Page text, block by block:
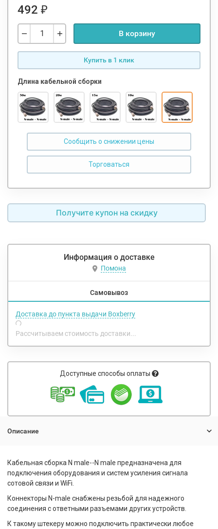
492 ₽
В корзину
Купить в 1 клик
Длина кабельной сборки
Сообщить о снижении цены
Получите купон на скидку
Информация о доставке
Помона
Самовывоз
Доставка до пункта выдачи Boxberry
Рассчитываем стоимость доставки...
Доступные способы оплаты
Описание
Кабельная сборка N male--N male предназначена для
подключения оборудования и систем усиления сигнала
сотовой связи и WiFi.
Коннекторы N-male снабжены резьбой для надежного
соединения с ответными разъемами других устройств.
К такому штекеру можно подключить практически любое